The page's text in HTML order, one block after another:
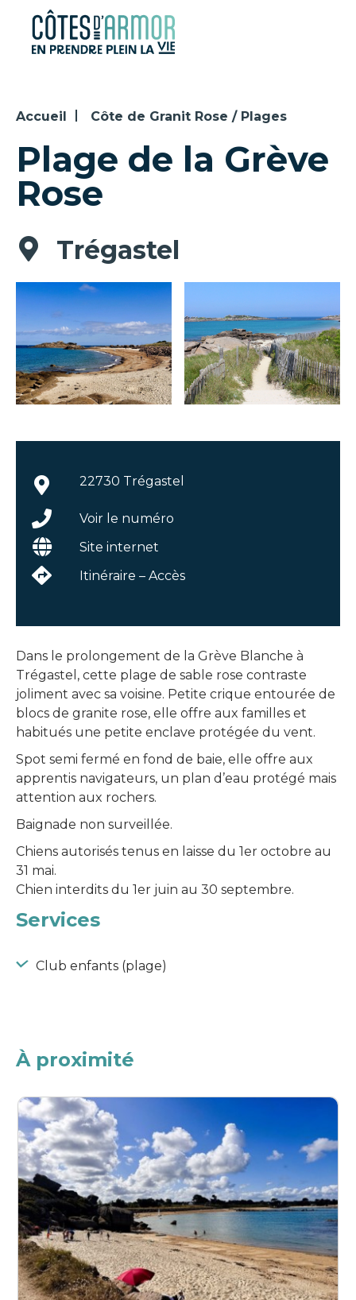
Panneau de gestion des cookies
Accueil Côte de Granit Rose / Plages
Plage de la Grève
Rose
Trégastel
Dans le prolongement de la Grève Blanche à
Trégastel, cette plage de sable rose contraste
joliment avec sa voisine. Petite crique entourée de
blocs de granite rose, elle offre aux familles et
habitués une petite enclave protégée du vent.
Spot semi fermé en fond de baie, elle offre aux
apprentis navigateurs, un plan d’eau protégé mais
attention aux rochers.
Baignade non surveillée.
Chiens autorisés tenus en laisse du 1er octobre au
31 mai.
Chien interdits du 1er juin au 30 septembre.
Services
Club enfants (plage)
22730 Trégastel
Voir le numéro
Site internet
Itinéraire – Accès
À proximité